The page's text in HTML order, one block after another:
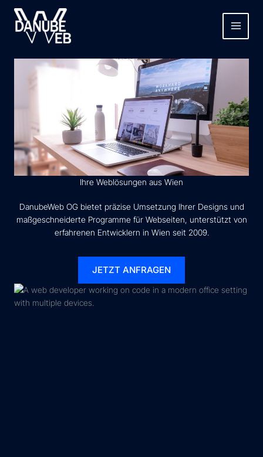
content
Ihre Weblösungen aus Wien
DanubeWeb OG bietet präzise Umsetzung Ihrer Designs und
maßgeschneiderte Programme für Webseiten, unterstützt von
erfahrenen Entwicklern in Wien seit 2009.
JETZT ANFRAGEN